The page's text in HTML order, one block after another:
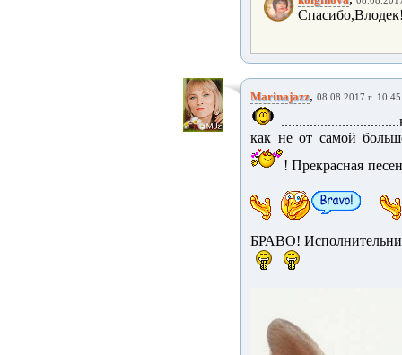
Marinajazz, 08.08.2017 г. 10:45
как не от самой
! Прекрасная
БРАВО!